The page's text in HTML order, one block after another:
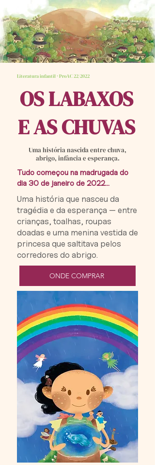
Literatura infantil · ProAC 22/2022
OS LABAXOS
E AS CHUVAS
Uma história nascida entre chuva,
abrigo, infância e esperança.
Tudo começou na madrugada do
dia 30 de janeiro de 2022...
Uma história que nasceu da
tragédia e da esperança — entre
crianças, toalhas, roupas
doadas e uma menina vestida de
princesa que saltitava pelos
corredores do abrigo.
ONDE COMPRAR